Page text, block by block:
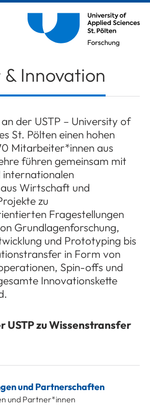
Innovation
der USTP – University of
St. Pölten einen hohen
Mitarbeiter*innen aus
führen gemeinsam mit
internationalen
Wirtschaft und
zu
Fragestellungen
Grundlagenforschung,
und Prototyping bis
in Form von
Spin-offs und
Innovationskette
USTP zu Wissenstransfer
und Partnerschaften
und Partner*innen